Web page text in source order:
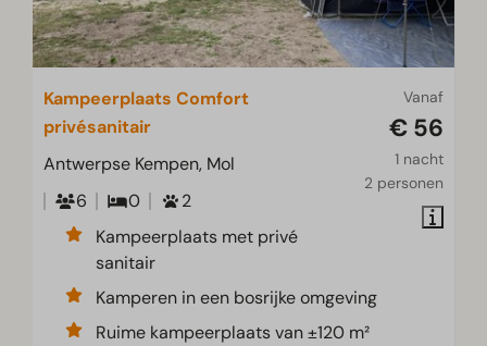
Vanaf
€ 56
1 nacht
2 personen
Kampeerplaats Comfort
privésanitair
Antwerpse Kempen, Mol
6
0
2
Kampeerplaats met privé
sanitair
Kamperen in een bosrijke omgeving
Ruime kampeerplaats van ±120 m²